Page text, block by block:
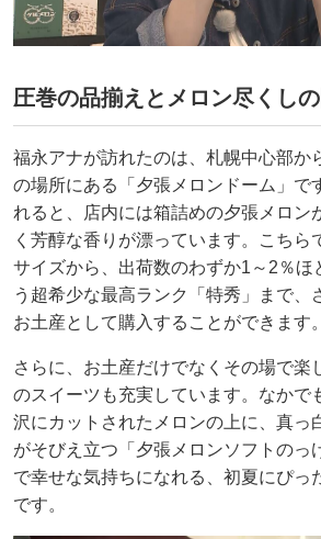
圧巻の品揃えとメロン尽くし
福永アナが訪れたのは、札幌中心部か
の場所にある「夕張メロンドーム」で
れると、店内には箱詰めの夕張メロン
く芳醇な香りが漂っています。こちら
サイズから、出荷数のわずか1～2％ほ
う超希少な最高ランク「特秀」まで、
お土産として購入することができます。
さらに、お土産だけでなくその場で楽
のスイーツも充実しています。なかで
沢にカットされたメロンの上に、真っ
がそびえ立つ「夕張メロンソフトのっ
で幸せな気持ちになれる、初夏にぴっ
です。